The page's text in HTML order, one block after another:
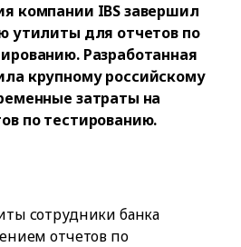
компании IBS завершил
утилиты для отчетов по
Разработанная
крупному российскому
затраты на
по тестированию.
сотрудники банка
отчетов по